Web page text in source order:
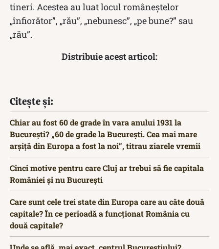
tineri. Acestea au luat locul româneștelor
„înfiorător”, „rău”, „nebunesc”, „pe bune?” sau
„rău”.
Distribuie acest articol:
Citește și:
Chiar au fost 60 de grade în vara anului 1931 la
București? „60 de grade la București. Cea mai mare
arșiță din Europa a fost la noi”, titrau ziarele vremii
Cinci motive pentru care Cluj ar trebui să fie capitala
României și nu București
Care sunt cele trei state din Europa care au câte două
capitale? În ce perioadă a funcționat România cu
două capitale?